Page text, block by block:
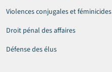
Violences conjugales et féminicides
Droit pénal des affaires
Défense des élus